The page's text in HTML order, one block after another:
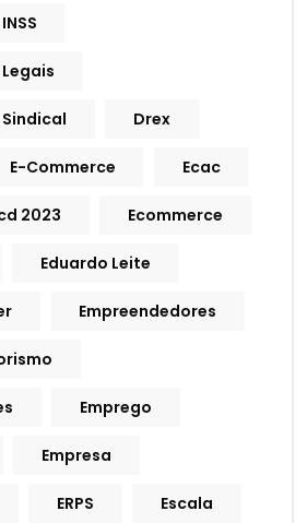
Drex
E-Commerce Ecac
2023 Ecommerce
Eduardo Leite
Empreendedores
Emprego
Empresa
ERPS Escala